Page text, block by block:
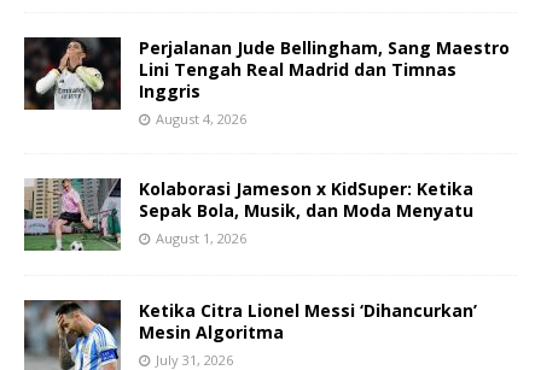
Perjalanan Jude Bellingham, Sang Maestro
Lini Tengah Real Madrid dan Timnas
Inggris
August 4, 2026
Kolaborasi Jameson x KidSuper: Ketika
Sepak Bola, Musik, dan Moda Menyatu
August 1, 2026
Ketika Citra Lionel Messi ‘Dihancurkan’
Mesin Algoritma
July 31, 2026